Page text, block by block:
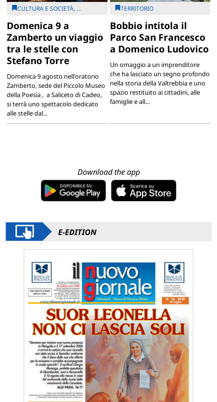
CULTURA E SOCIETÀ, ...
Domenica 9 a
Zamberto un viaggio
tra le stelle con
Stefano Torre
Domenica 9 agosto nell'oratorio
Zamberto, sede del Piccolo Museo
della Poesia , a Saliceto di Cadeo,
si terrà uno spettacolo dedicato
alle stelle dal...
TERRITORIO
Bobbio intitola il
Parco San Francesco
a Domenico Ludovico
Un omaggio a un imprenditore
che ha lasciato un segno profondo
nella storia della Valtrebbia e uno
spazio restituito ai cittadini, alle
famiglie e all...
Download the app
E-EDITION